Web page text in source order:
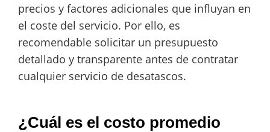
precios y factores adicionales que influyan en
el coste del servicio. Por ello, es
recomendable solicitar un presupuesto
detallado y transparente antes de contratar
cualquier servicio de desatascos.
¿Cuál es el costo promedio